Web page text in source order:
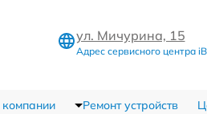
ул. Мичурина, 15
Адрес сервисного центра
Ремонт устройств